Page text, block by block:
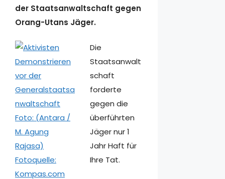
der Staatsanwaltschaft gegen
Orang-Utans Jäger.
Die
Staatsanwalt
schaft
forderte
gegen die
überführten
Jäger nur 1
Jahr Haft für
Ihre Tat.